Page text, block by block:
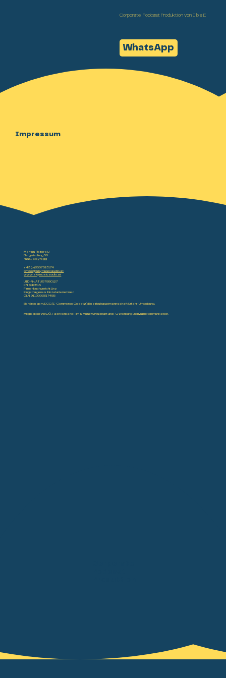
Corporate Podcast Produktion von I bis E
WhatsApp
Impressum
Markus Reiter e.U
Bergsiedlung 50
4221 Steyregg
+43 (o)6507513174
office@skymusicaudio.at
www.skymusicaudio.at
UID-Nr.: ATU 57880127
FN: 640515
Firmenbuchgericht Linz
Eingetragenes Einzelunternehmen
GLN: 9110003617455
Behörde gem. ECG (E-Commerce Gesetz): Bezirkshauptmannschaft Urfahr-Umgebung.
Mitglied der WKOÖ, Fachverband Film & Musikwirtschaft und FG Werbung und Marktkommunikation.